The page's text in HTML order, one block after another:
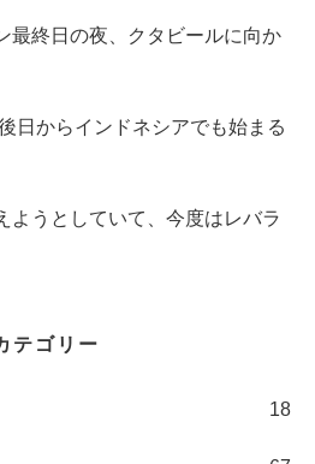
最終日の夜、クタビールに向か
日からインドネシアでも始まる
ようとしていて、今度はレバラ
テゴリー
18